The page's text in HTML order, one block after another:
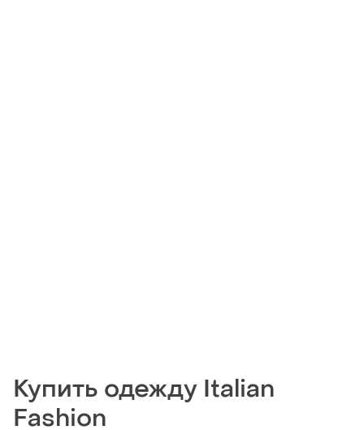
Купить одежду Italian
Fashion